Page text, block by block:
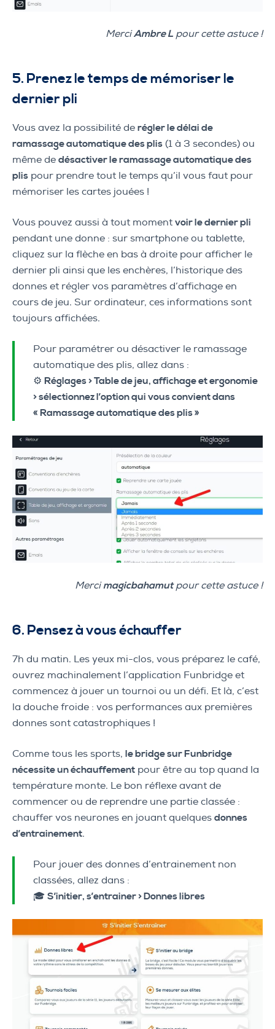
MerciAmbre L pour cette astuce !
5. Prenez le temps de mémoriser le
dernier pli
Vous avez la possibilité de régler le délai de
ramassage automatique des plis (1 à 3 secondes) ou
même de désactiver le ramassage automatique des
plis pour prendre tout le temps qu’il vous faut pour
mémoriser les cartes jouées !
Vous pouvez aussi à tout moment voir le dernier pli
pendant une donne : sur smartphone ou tablette,
cliquez sur la flèche en bas à droite pour afficher le
dernier pli ainsi que les enchères, l’historique des
donnes et régler vos paramètres d’affichage en
cours de jeu. Sur ordinateur, ces informations sont
toujours affichées.
Pour paramétrer ou désactiver le ramassage
automatique des plis, allez dans :
⚙️ Réglages > Table de jeu, affichage et ergonomie
> sélectionnez l’option qui vous convient dans
« Ramassage automatique des plis »
Mercimagicbahamutpour cette astuce !
6. Pensez à vous échauffer
7h du matin. Les yeux mi-clos, vous préparez le café,
ouvrez machinalement l’application Funbridge et
commencez à jouer un tournoi ou un défi. Et là, c’est
la douche froide : vos performances aux premières
donnes sont catastrophiques !
Comme tous les sports, le bridge sur Funbridge
nécessite un échauffement pour être au top quand la
température monte. Le bon réflexe avant de
commencer ou de reprendre une partie classée :
chauffer vos neurones en jouant quelques donnes
d’entrainement.
Pour jouer des donnes d’entrainement non
classées, allez dans :
🎓 S’initier, s’entrainer > Donnes libres